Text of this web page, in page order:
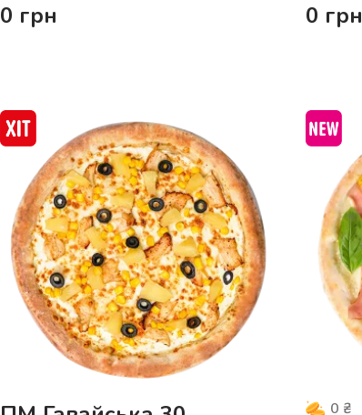
0 грн 0 грн
0 ₴